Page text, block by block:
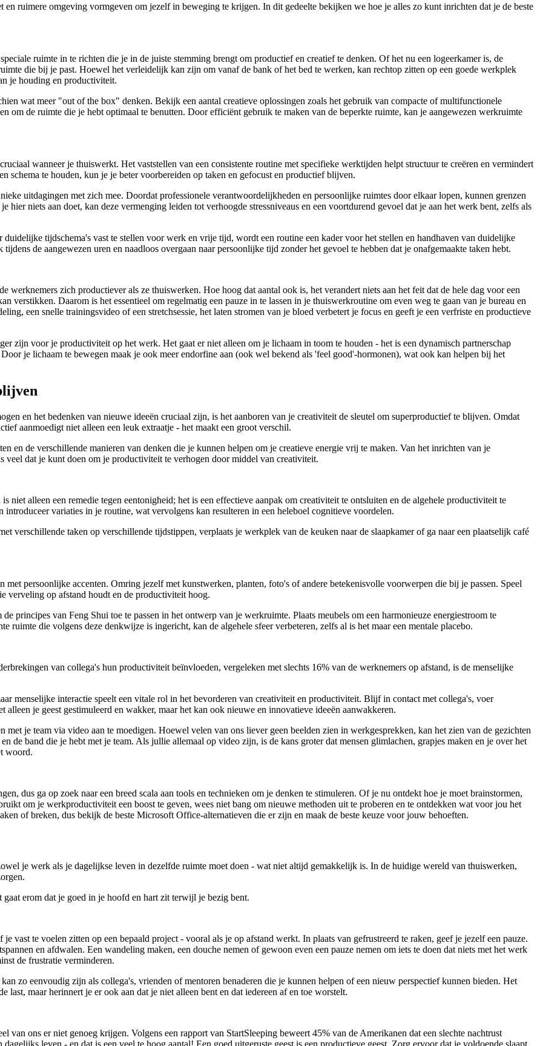
en ruimere omgeving vormgeven om jezelf in beweging te krijgen. In dit gedeelte bekijken we hoe je alles zo kunt inrichten dat je de beste
ruimte in te richten die je in de juiste stemming brengt om productief en creatief te denken. Of het nu een logeerkamer is, de
die bij je past. Hoewel het verleidelijk kan zijn om vanaf de bank of het bed te werken, kan rechtop zitten op een goede werkplek
je houding en productiviteit.
wat meer "out of the box" denken. Bekijk een aantal creatieve oplossingen zoals het gebruik van compacte of multifunctionele
om de ruimte die je hebt optimaal te benutten. Door efficiënt gebruik te maken van de beperkte ruimte, kan je aangewezen werkruimte
wanneer je thuiswerkt. Het vaststellen van een consistente routine met specifieke werktijden helpt structuur te creëren en vermindert
te houden, kun je je beter voorbereiden op taken en gefocust en productief blijven.
uitdagingen met zich mee. Doordat professionele verantwoordelijkheden en persoonlijke ruimtes door elkaar lopen, kunnen grenzen
niets aan doet, kan deze vermenging leiden tot verhoogde stressniveaus en een voortdurend gevoel dat je aan het werk bent, zelfs als
tijdschema's vast te stellen voor werk en vrije tijd, wordt een routine een kader voor het stellen en handhaven van duidelijke
de aangewezen uren en naadloos overgaan naar persoonlijke tijd zonder het gevoel te hebben dat je onafgemaakte taken hebt.
zich productiever als ze thuiswerken. Hoe hoog dat aantal ook is, het verandert niets aan het feit dat de hele dag voor een
verstikken. Daarom is het essentieel om regelmatig een pauze in te lassen in je thuiswerkroutine om even weg te gaan van je bureau en
een snelle trainingsvideo of een stretchsessie, het laten stromen van je bloed verbetert je focus en geeft je een verfriste en productieve
zijn voor je productiviteit op het werk. Het gaat er niet alleen om je lichaam in toom te houden - het is een dynamisch partnerschap
je lichaam te bewegen maak je ook meer endorfine aan (ook wel bekend als 'feel good'-hormonen), wat ook kan helpen bij het
en het bedenken van nieuwe ideeën cruciaal zijn, is het aanboren van je creativiteit de sleutel om superproductief te blijven. Omdat
aanmoedigt niet alleen een leuk extraatje - het maakt een groot verschil.
en de verschillende manieren van denken die je kunnen helpen om je creatieve energie vrij te maken. Van het inrichten van je
dat je kunt doen om je productiviteit te verhogen door middel van creativiteit.
niet alleen een remedie tegen eentonigheid; het is een effectieve aanpak om creativiteit te ontsluiten en de algehele productiviteit te
variaties in je routine, wat vervolgens kan resulteren in een heleboel cognitieve voordelen.
verschillende taken op verschillende tijdstippen, verplaats je werkplek van de keuken naar de slaapkamer of ga naar een plaatselijk café
persoonlijke accenten. Omring jezelf met kunstwerken, planten, foto's of andere betekenisvolle voorwerpen die bij je passen. Speel
verveling op afstand houdt en de productiviteit hoog.
principes van Feng Shui toe te passen in het ontwerp van je werkruimte. Plaats meubels om een harmonieuze energiestroom te
ruimte die volgens deze denkwijze is ingericht, kan de algehele sfeer verbeteren, zelfs al is het maar een mentale placebo.
van collega's hun productiviteit beïnvloeden, vergeleken met slechts 16% van de werknemers op afstand, is de menselijke
menselijke interactie speelt een vitale rol in het bevorderen van creativiteit en productiviteit. Blijf in contact met collega's, voer
je geest gestimuleerd en wakker, maar het kan ook nieuwe en innovatieve ideeën aanwakkeren.
je team via video aan te moedigen. Hoewel velen van ons liever geen beelden zien in werkgesprekken, kan het zien van de gezichten
de band die je hebt met je team. Als jullie allemaal op video zijn, is de kans groter dat mensen glimlachen, grapjes maken en je over het
woord.
dus ga op zoek naar een breed scala aan tools en technieken om je denken te stimuleren. Of je nu ontdekt hoe je moet brainstormen,
om je werkproductiviteit een boost te geven, wees niet bang om nieuwe methoden uit te proberen en te ontdekken wat voor jou het
of breken, dus bekijk de beste Microsoft Office-alternatieven die er zijn en maak de beste keuze voor jouw behoeften.
je werk als je dagelijkse leven in dezelfde ruimte moet doen - wat niet altijd gemakkelijk is. In de huidige wereld van thuiswerken,
erom dat je goed in je hoofd en hart zit terwijl je bezig bent.
vast te voelen zitten op een bepaald project - vooral als je op afstand werkt. In plaats van gefrustreerd te raken, geef je jezelf een pauze.
en afdwalen. Een wandeling maken, een douche nemen of gewoon even een pauze nemen om iets te doen dat niets met het werk
de frustratie verminderen.
zo eenvoudig zijn als collega's, vrienden of mentoren benaderen die je kunnen helpen of een nieuw perspectief kunnen bieden. Het
last, maar herinnert je er ook aan dat je niet alleen bent en dat iedereen af en toe worstelt.
van ons er niet genoeg krijgen. Volgens een rapport van StartSleeping beweert 45% van de Amerikanen dat een slechte nachtrust